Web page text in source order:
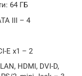
64 ГБ
III – 4
E x1 – 2
HDMI, DVI-D,